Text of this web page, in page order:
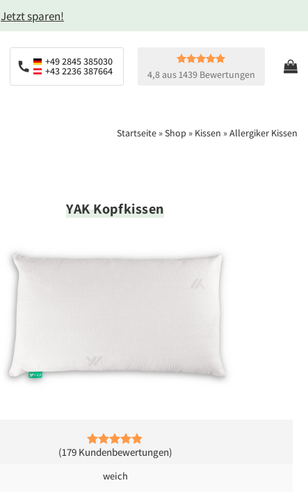
Jetzt sparen!
+49 2845 385030
+43 2236 387664 4,8 aus 1439 Bewertungen
Startseite »Shop » Kissen »Allergiker Kissen
YAK Kopfkissen
(179 Kundenbewertungen)
weich